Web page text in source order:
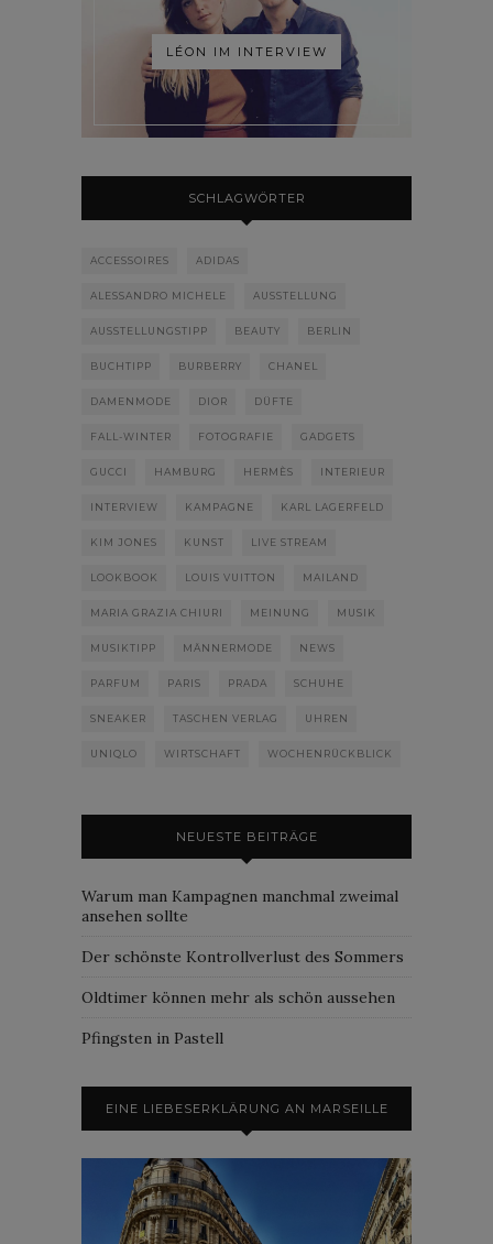
LÉON IM INTERVIEW
SCHLAGWÖRTER
ACCESSOIRES ADIDAS
ALESSANDRO MICHELE AUSSTELLUNG
AUSSTELLUNGSTIPP BEAUTY BERLIN
BUCHTIPP BURBERRY CHANEL
DAMENMODE DIOR DÜFTE
FALL-WINTER FOTOGRAFIE GADGETS
GUCCI HAMBURG HERMÈS INTERIEUR
INTERVIEW KAMPAGNE KARL LAGERFELD
KIM JONES KUNST LIVE STREAM
LOOKBOOK LOUIS VUITTON MAILAND
MARIA GRAZIA CHIURI MEINUNG MUSIK
MUSIKTIPP MÄNNERMODE NEWS
PARFUM PARIS PRADA SCHUHE
SNEAKER TASCHEN VERLAG UHREN
UNIQLO WIRTSCHAFT WOCHENRÜCKBLICK
NEUESTE BEITRÄGE
Warum man Kampagnen manchmal zweimal
ansehen sollte
Der schönste Kontrollverlust des Sommers
Oldtimer können mehr als schön aussehen
Pfingsten in Pastell
EINE LIEBESERKLÄRUNG AN MARSEILLE